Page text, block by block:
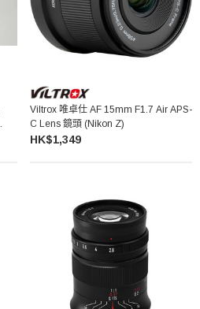
Viltrox 唯卓仕 AF 15mm F1.7 Air APS-
C Lens 鏡頭 (Nikon Z)
HK$1,349